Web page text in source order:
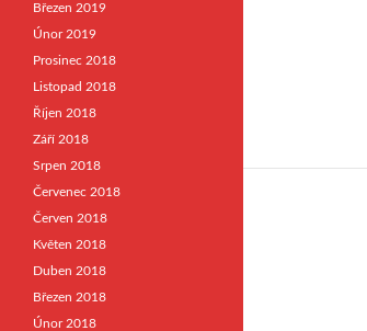
Březen 2019
Únor 2019
Prosinec 2018
Listopad 2018
Říjen 2018
Září 2018
Srpen 2018
Červenec 2018
Červen 2018
Květen 2018
Duben 2018
Březen 2018
Únor 2018